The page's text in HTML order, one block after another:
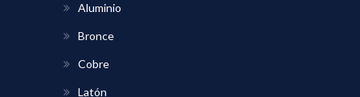
Aluminio
Bronce
Cobre
Latón